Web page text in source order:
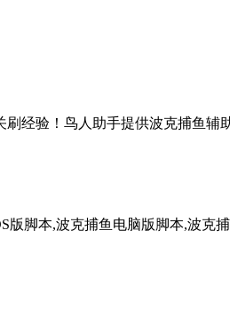
经验！鸟人助手提供波克捕鱼
脚本,波克捕鱼电脑版脚本,波克